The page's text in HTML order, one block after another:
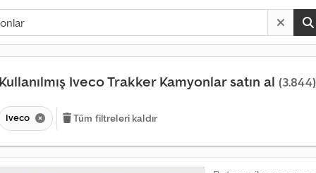
Kullanılmış Iveco Trakker Kamyonlar satın al (3.844)
Iveco Tüm filtreleri kaldır